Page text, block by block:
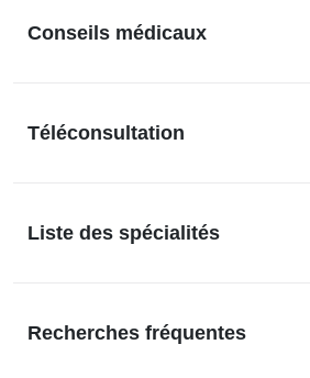
Conseils médicaux
Téléconsultation
Liste des spécialités
Recherches fréquentes